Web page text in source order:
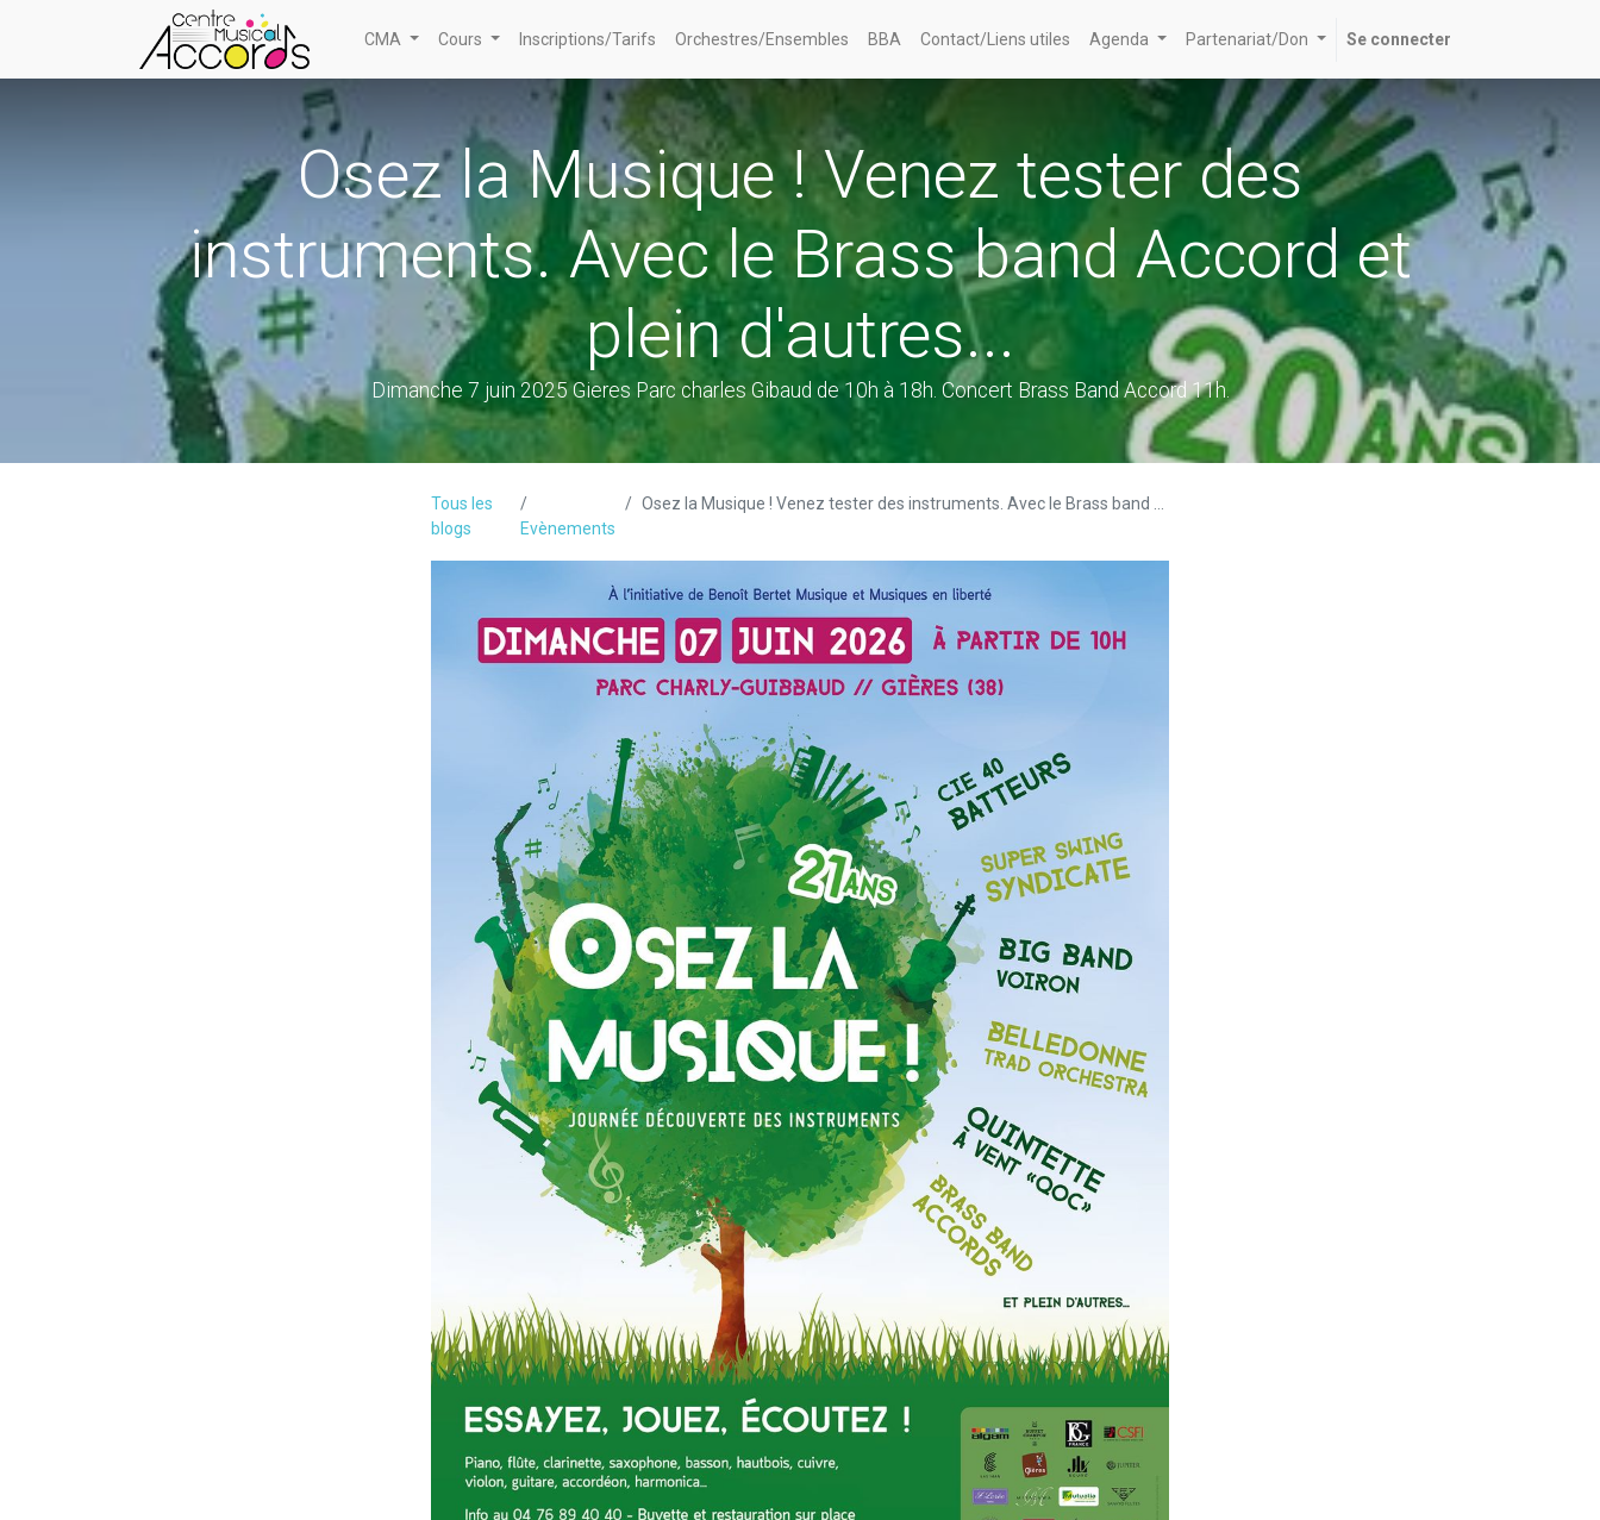
CMA Cours Inscriptions/Tarifs Orchestres/Ensembles BBA Contact/Liens utiles Agenda Partenariat/Don Se connecter
Osez la Musique ! Venez tester des
instruments. Avec le Brass band Accord et
plein d'autres...
Dimanche 7 juin 2025 Gieres Parc charles Gibaud de 10h à 18h. Concert Brass Band Accord 11h.
Tous les
blogs
Evènements
Osez la Musique ! Venez tester des instruments. Avec le Brass band Accord et plein d'autres...